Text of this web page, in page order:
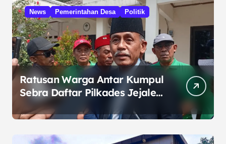
News Pemerintahan Desa Politik
Ratusan Warga Antar Kumpul
Sebra Daftar Pilkades Jejalen
Jaya, Serukan Pemilu Damai